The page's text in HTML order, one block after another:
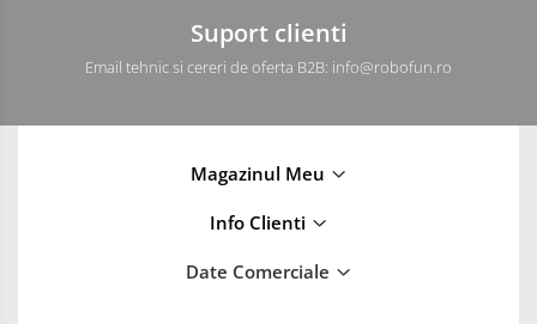
Suport clienti
Email tehnic si cereri de oferta B2B: info@robofun.ro
Magazinul Meu
Info Clienti
Date Comerciale